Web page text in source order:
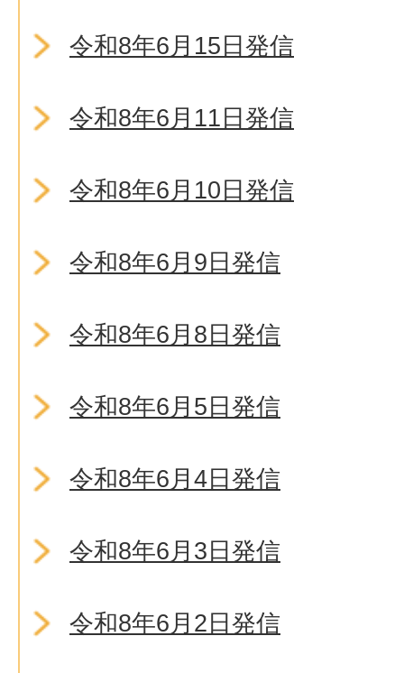
令和8年6月15日発信
令和8年6月11日発信
令和8年6月10日発信
令和8年6月9日発信
令和8年6月8日発信
令和8年6月5日発信
令和8年6月4日発信
令和8年6月3日発信
令和8年6月2日発信